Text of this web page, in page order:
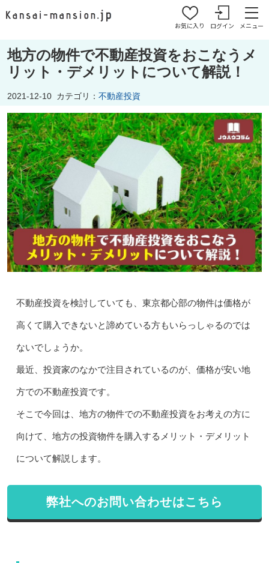
お気に入り ログイン メニュー
地方の物件で不動産投資をおこなうメ
リット・デメリットについて解説！
2021-12-10 カテゴリ： 不動産投資
不動産投資を検討していても、東京都心部の物件は価格が
高くて購入できないと諦めている方もいらっしゃるのでは
ないでしょうか。
最近、投資家のなかで注目されているのが、価格が安い地
方での不動産投資です。
そこで今回は、地方の物件での不動産投資をお考えの方に
向けて、地方の投資物件を購入するメリット・デメリット
について解説します。
弊社へのお問い合わせはこちら